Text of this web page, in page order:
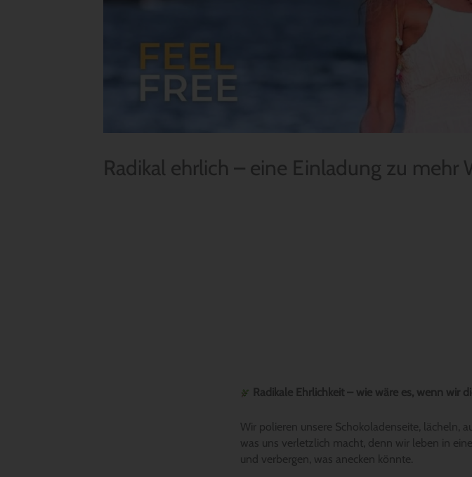
Radikal ehrlich – eine Einladung zu mehr
Radikale Ehrlichkeit – wie wäre es, wenn wir
Wir polieren unsere Schokoladenseite, lächeln,
was uns verletzlich macht, denn wir leben in
und verbergen, was anecken könnte.